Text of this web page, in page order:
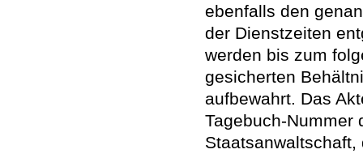
ebenfalls den
der Dienstzeiten
werden bis zum
gesicherten
aufbewahrt. Das
Tagebuch-Nummer